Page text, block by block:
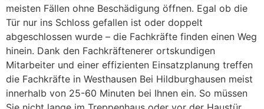
meisten Fällen ohne Beschädigung öffnen. Egal ob die
Tür nur ins Schloss gefallen ist oder doppelt
abgeschlossen wurde – die Fachkräfte finden einen Weg
hinein. Dank den Fachkräftenerer ortskundigen
Mitarbeiter und einer effizienten Einsatzplanung treffen
die Fachkräfte in Westhausen Bei Hildburghausen meist
innerhalb von 25-60 Minuten bei Ihnen ein. So müssen